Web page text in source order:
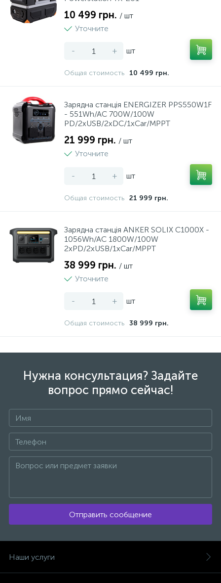
10 499 грн. / шт
Уточните
- + шт
Общая стоимость 10 499 грн.
Зарядна станція ENERGIZER PPS550W1F
- 551Wh/AC 700W/100W
PD/2xUSB/2xDC/1xCar/MPPT
21 999 грн. / шт
Уточните
- + шт
Общая стоимость 21 999 грн.
Зарядна станція ANKER SOLIX C1000X -
1056Wh/AC 1800W/100W
2xPD/2xUSB/1xCar/MPPT
38 999 грн. / шт
Уточните
- + шт
Общая стоимость 38 999 грн.
Нужна консультация? Задайте
вопрос прямо сейчас!
Отправить сообщение
Наши услуги